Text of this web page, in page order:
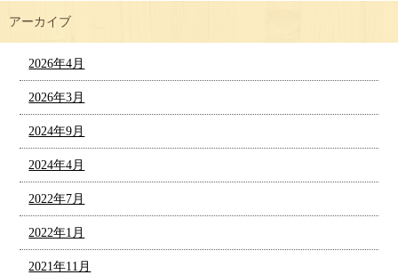
アーカイブ
2026年4月
2026年3月
2024年9月
2024年4月
2022年7月
2022年1月
2021年11月